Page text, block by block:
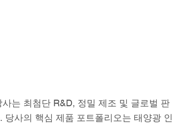
는 최첨단 R&D, 정밀 제조 및 글로벌 판
사의 핵심 제품 포트폴리오는 태양광 인